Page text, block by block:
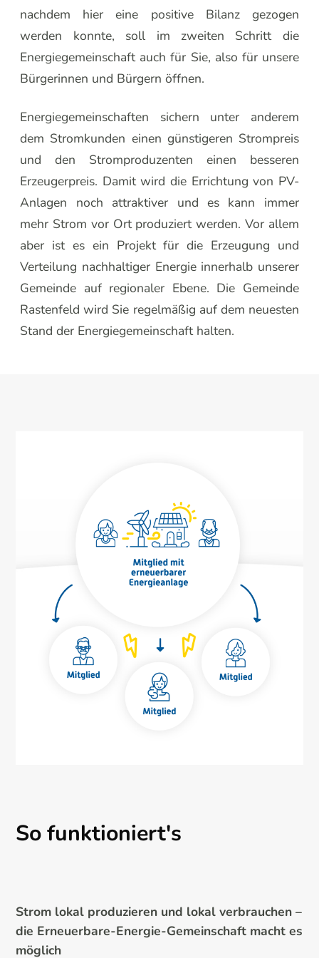
nachdem hier eine positive Bilanz gezogen
werden konnte, soll im zweiten Schritt die
Energiegemeinschaft auch für Sie, also für unsere
Bürgerinnen und Bürgern öffnen.
Energiegemeinschaften sichern unter anderem
dem Stromkunden einen günstigeren Strompreis
und den Stromproduzenten einen besseren
Erzeugerpreis. Damit wird die Errichtung von PV-
Anlagen noch attraktiver und es kann immer
mehr Strom vor Ort produziert werden. Vor allem
aber ist es ein Projekt für die Erzeugung und
Verteilung nachhaltiger Energie innerhalb unserer
Gemeinde auf regionaler Ebene. Die Gemeinde
Rastenfeld wird Sie regelmäßig auf dem neuesten
Stand der Energiegemeinschaft halten.
So funktioniert's
Strom lokal produzieren und lokal verbrauchen –
die Erneuerbare-Energie-Gemeinschaft macht es
möglich